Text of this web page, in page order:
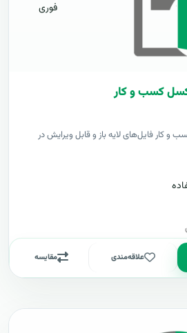
فوری
کسب و کار
و کار فایل‌های لایه باز و قابل ویرایش در
علاقه‌مندی مقایسه